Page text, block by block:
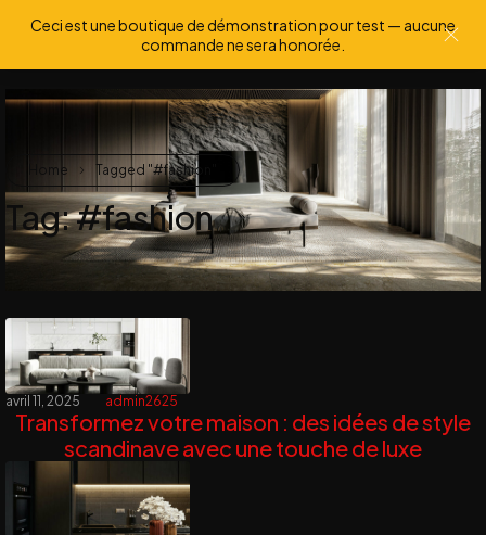
Ceci est une boutique de démonstration pour test — aucune
commande ne sera honorée.
Home Tagged "#fashion"
Tag: #fashion
avril 11, 2025 admin2625
Transformez votre maison : des idées de style
scandinave avec une touche de luxe